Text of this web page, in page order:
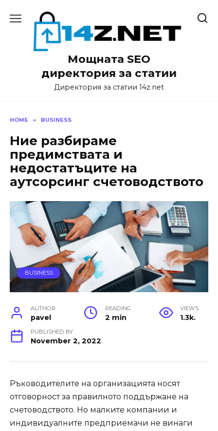
Мощната SEO
директория за статии
Директория за статии 14z.net
HOME » BUSINESS
Ние разбираме
предимствата и
недостатъците на
аутсорсинг счетоводството
BUSINESS
AUTHOR
pavel
READING
2 min
VIEWS
1.3k.
PUBLISHED BY
November 2, 2022
Ръководителите на организацията носят
отговорност за правилното поддържане на
счетоводството. Но малките компании и
индивидуалните предприемачи не винаги